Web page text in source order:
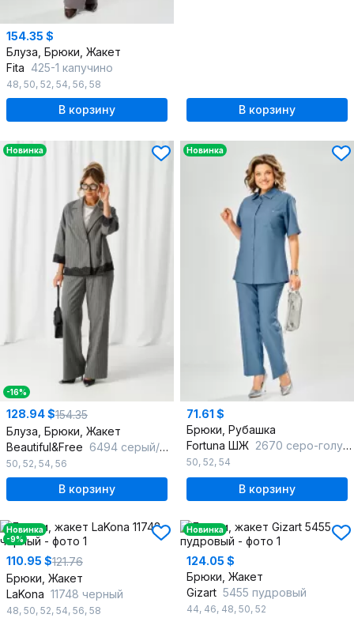
154.35 $
Блуза, Брюки, Жакет
Fita 425-1 капучино
48, 50, 52, 54, 56, 58
В корзину В корзину
Новинка
-16%
128.94 $154.35
Блуза, Брюки, Жакет
Beautiful&Free 6494 серый/полоска
50, 52, 54, 56
В корзину
Новинка
71.61 $
Брюки, Рубашка
Fortuna ШЖ 2670 серо-голубой
50, 52, 54
В корзину
Новинка
-9%
110.95 $121.76
Брюки, Жакет
LaKona 11748 черный
48, 50, 52, 54, 56, 58
Новинка
124.05 $
Брюки, Жакет
Gizart 5455 пудровый
44, 46, 48, 50, 52